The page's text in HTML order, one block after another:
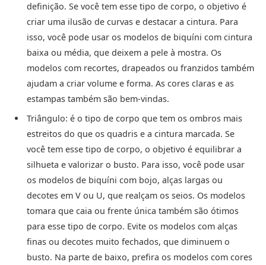
definição. Se você tem esse tipo de corpo, o objetivo é
criar uma ilusão de curvas e destacar a cintura. Para
isso, você pode usar os modelos de biquíni com cintura
baixa ou média, que deixem a pele à mostra. Os
modelos com recortes, drapeados ou franzidos também
ajudam a criar volume e forma. As cores claras e as
estampas também são bem-vindas.
Triângulo: é o tipo de corpo que tem os ombros mais
estreitos do que os quadris e a cintura marcada. Se
você tem esse tipo de corpo, o objetivo é equilibrar a
silhueta e valorizar o busto. Para isso, você pode usar
os modelos de biquíni com bojo, alças largas ou
decotes em V ou U, que realçam os seios. Os modelos
tomara que caia ou frente única também são ótimos
para esse tipo de corpo. Evite os modelos com alças
finas ou decotes muito fechados, que diminuem o
busto. Na parte de baixo, prefira os modelos com cores